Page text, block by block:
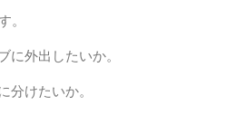
。
外出したいか。
分けたいか。